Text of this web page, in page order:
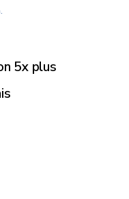
5x plus